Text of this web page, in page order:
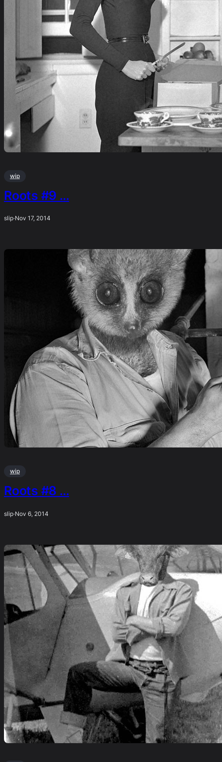
wip
Roots #9 …
slip·Nov 17, 2014
wip
Roots #8 …
slip·Nov 6, 2014